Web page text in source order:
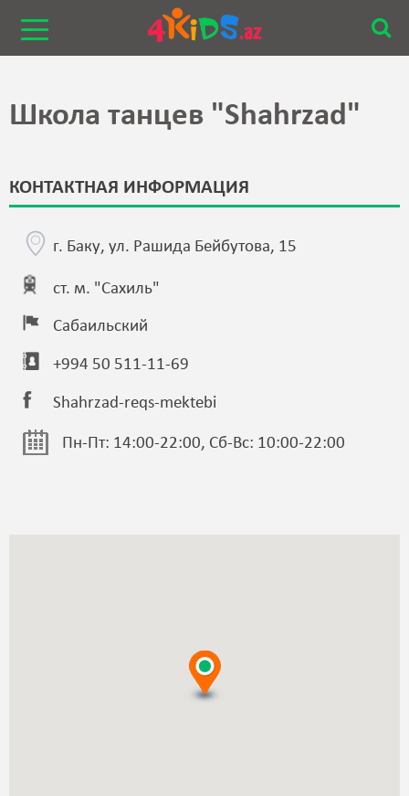
Школа танцев "Shahrzad"
КОНТАКТНАЯ ИНФОРМАЦИЯ
г. Баку, ул. Рашида Бейбутова, 15
ст. м. "Сахиль"
Сабаильский
+994 50 511-11-69
Shahrzad-reqs-mektebi
Пн-Пт: 14:00-22:00, Сб-Вс: 10:00-22:00